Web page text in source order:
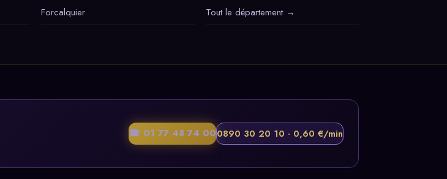
Forcalquier Tout le département →
☎ 01 77 48 74 000890 30 20 10 · 0,60 €/min